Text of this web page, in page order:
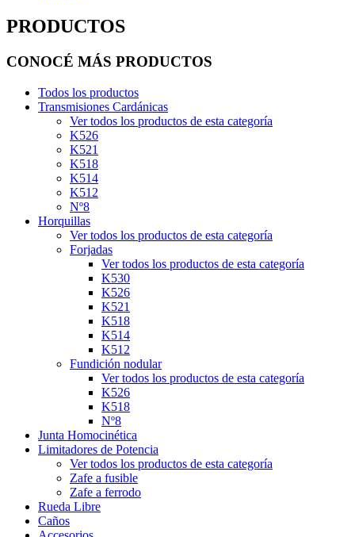
PRODUCTOS
CONOCÉ MÁS PRODUCTOS
Todos los productos
Transmisiones Cardánicas
Ver todos los productos de esta categoría
K526
K521
K518
K514
K512
Nº8
Horquillas
Ver todos los productos de esta categoría
Forjadas
Ver todos los productos de esta categoría
K530
K526
K521
K518
K514
K512
Fundición nodular
Ver todos los productos de esta categoría
K526
K518
Nº8
Junta Homocinética
Limitadores de Potencia
Ver todos los productos de esta categoría
Zafe a fusible
Zafe a ferrodo
Rueda Libre
Caños